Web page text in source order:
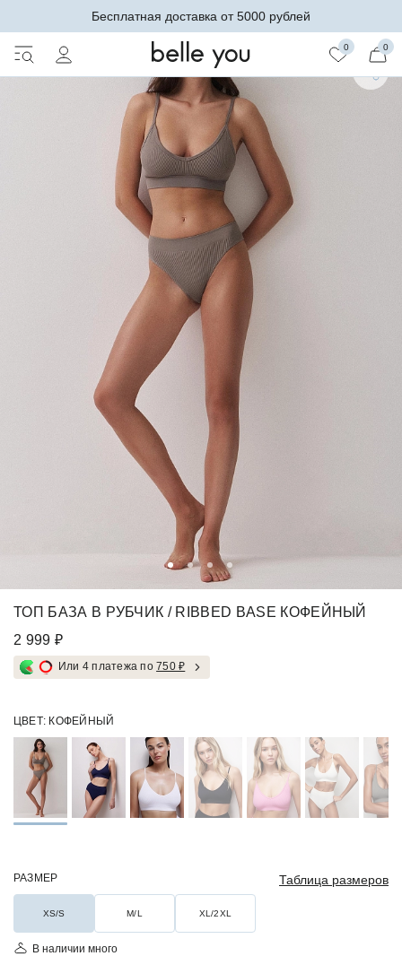
Бесплатная доставка от 5000 рублей
0 0
ТОП БАЗА В РУБЧИК / RIBBED BASE КОФЕЙНЫЙ
2 999 ₽
Или 4 платежа по750 ₽
ЦВЕТ: КОФЕЙНЫЙ
РАЗМЕР Таблица размеров
XS/S M/L XL/2XL
В наличии много